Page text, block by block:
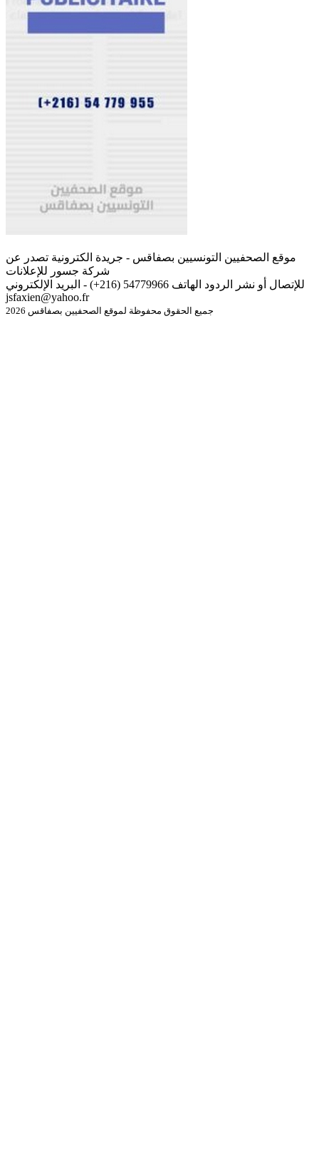
موقع الصحفيين التونسيين بصفاقس - جريدة الكترونية تصدر عن
شركة جسور للإعلانات
للإتصال أو نشر الردود الهاتف 54779966 (216+) - البريد الإلكتروني
jsfaxien@yahoo.fr
جميع الحقوق محفوظة لموقع الصحفيين بصفاقس 2026